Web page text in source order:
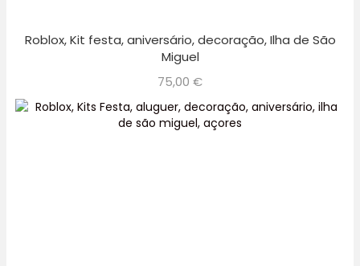
Roblox, Kit festa, aniversário, decoração, Ilha de São
Miguel
75,00 €